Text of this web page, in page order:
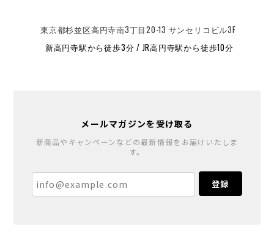
東京都杉並区高円寺南3丁目20-13 サンセリコビル3F
新高円寺駅から徒歩3分 / JR高円寺駅から徒歩10分
メールマガジンを受け取る
新商品やキャンペーンなどの最新情報をお届けいたしま
す。
登録